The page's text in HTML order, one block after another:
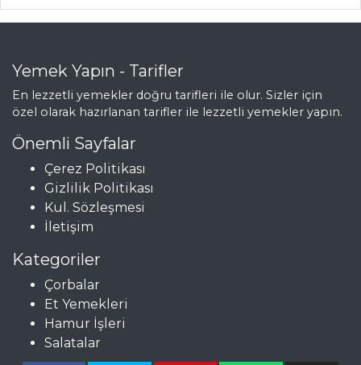
Kardesli Salata
Tahin Soslu Ve
Marul Salatası
Salatalar Tüm
Tarifleri
Yemek Yapın - Tarifler
En lezzetli yemekler doğru tarifleri ile olur. Sizler için
özel olarak hazırlanan tarifler ile lezzetli yemekler yapın.
Önemli Sayfalar
Çerez Politikası
Gizlilik Politikası
Kul. Sözleşmesi
İletişim
Kategoriler
Çorbalar
Et Yemekleri
Hamur İşleri
Salatalar